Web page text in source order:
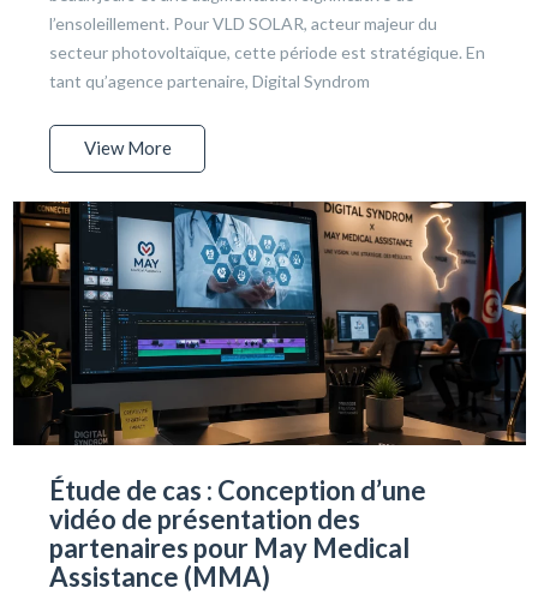
l’ensoleillement. Pour VLD SOLAR, acteur majeur du
secteur photovoltaïque, cette période est stratégique. En
tant qu’agence partenaire, Digital Syndrom
View More
Étude de cas : Conception d’une
vidéo de présentation des
partenaires pour May Medical
Assistance (MMA)